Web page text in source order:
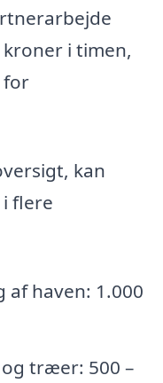
i timen,
for
kan
flere
af haven: 1.000
træer: 500 –